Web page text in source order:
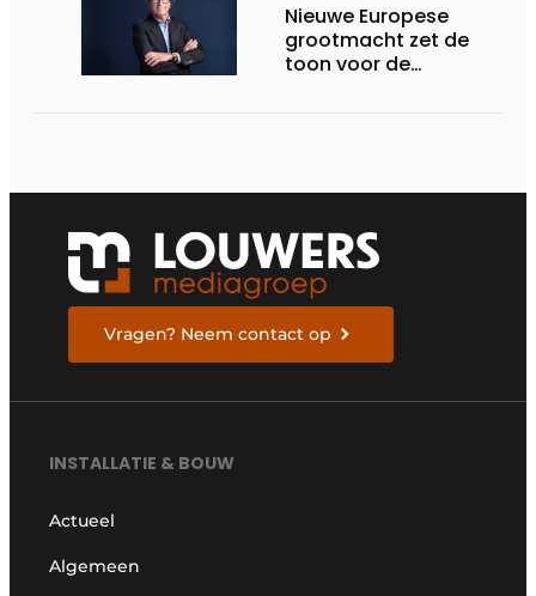
Nieuwe Europese
grootmacht zet de
toon voor de
Vragen? Neem contact op
INSTALLATIE & BOUW
Actueel
Algemeen